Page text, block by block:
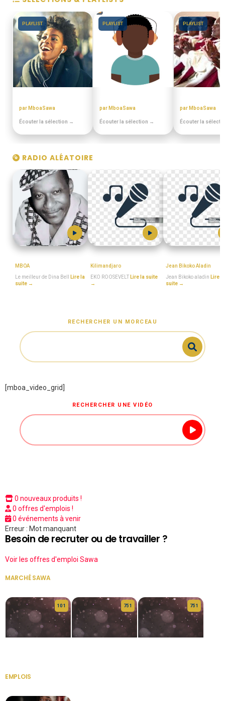
PLAYLIST
par MboaSawa
Écouter la sélection →
PLAYLIST
par MboaSawa
Écouter la sélection →
PLAYLIST
par MboaSawa
Écouter la
RADIO ALÉATOIRE
MBOA
Le meilleur de Dina Bell
Lire la
suite →
Kilimandjaro
EKO ROOSEVELT
Lire la suite
→
Jean Bikoko Aladin
Jean Bikoko aladin Lire la
suite →
RECHERCHER UN MORCEAU
[mboa_video_grid]
RECHERCHER UNE VIDÉO
0 nouveaux produits !
0 offres d'emplois !
0 événements à venir
Erreur : Mot manquant
Besoin de recruter ou de travailler ?
Voir les offres d'emploi Sawa
MARCHÉ SAWA
10 1 75 1 75 1
EMPLOIS